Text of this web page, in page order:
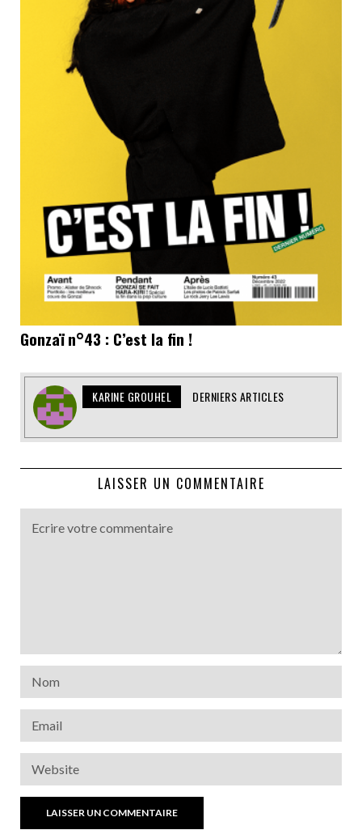
Gonzaï n°43 : C’est la fin !
KARINE GROUHEL DERNIERS ARTICLES
LAISSER UN COMMENTAIRE